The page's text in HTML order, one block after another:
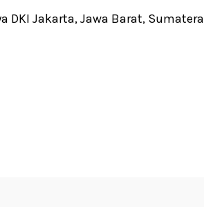
DKI Jakarta, Jawa Barat, Sumatera